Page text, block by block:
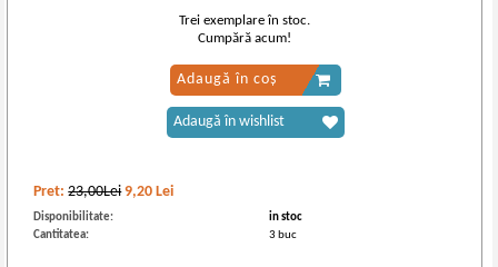
Pret:23,00Lei 9,20 Lei
Disponibilitate:
in stoc
Cantitatea:
3 buc
Trei exemplare în stoc.
Cumpără acum!
Adaugă în coș
Adaugă în wishlist